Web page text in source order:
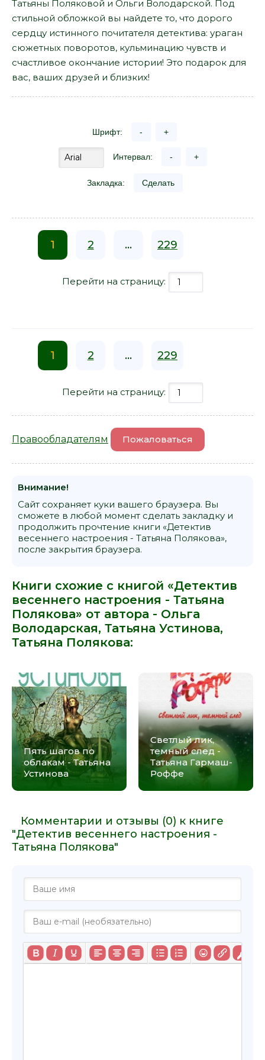
Татьяны Поляковой и Ольги Володарской. Под
стильной обложкой вы найдете то, что дорого
сердцу истинного почитателя детектива: ураган
сюжетных поворотов, кульминацию чувств и
счастливое окончание истории! Это подарок для
вас, ваших друзей и близких!
Шрифт: - +
Интервал: - +
Закладка: Сделать
1 2 ... 229
Перейти на страницу:
1 2 ... 229
Перейти на страницу:
Правообладателям Пожаловаться
Внимание!
Сайт сохраняет куки вашего браузера. Вы
сможете в любой момент сделать закладку и
продолжить прочтение книги «Детектив
весеннего настроения - Татьяна Полякова»,
после закрытия браузера.
Книги схожие с книгой «Детектив
весеннего настроения - Татьяна
Полякова» от автора - Ольга
Володарская, Татьяна Устинова,
Татьяна Полякова:
Пять шагов по
облакам - Татьяна
Устинова
Светлый лик,
темный след -
Татьяна Гармаш-
Роффе
Комментарии и отзывы (0) к книге
"Детектив весеннего настроения -
Татьяна Полякова"